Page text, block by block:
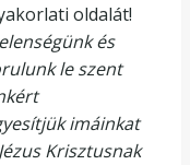
oldalát!
és
le szent
imáinkat
Krisztusnak